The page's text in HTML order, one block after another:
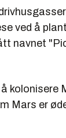
ved å
navnet
kolonisere
Mars er